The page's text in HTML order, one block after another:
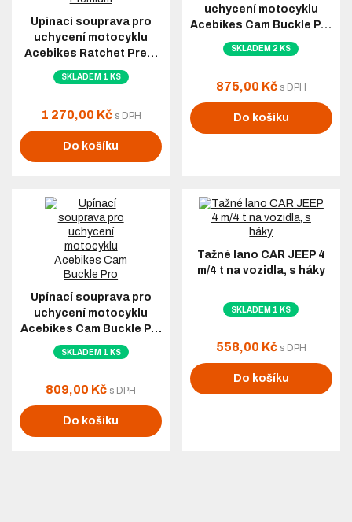
Upínací souprava pro
uchycení motocyklu
Acebikes Ratchet Pre…
SKLADEM 1 KS
1 270,00 Kč s DPH
Do košíku
uchycení motocyklu
Acebikes Cam Buckle P…
SKLADEM 2 KS
875,00 Kč s DPH
Do košíku
Upínací souprava pro
uchycení motocyklu
Acebikes Cam Buckle P…
SKLADEM 1 KS
809,00 Kč s DPH
Do košíku
Tažné lano CAR JEEP 4
m/4 t na vozidla, s háky
SKLADEM 1 KS
558,00 Kč s DPH
Do košíku